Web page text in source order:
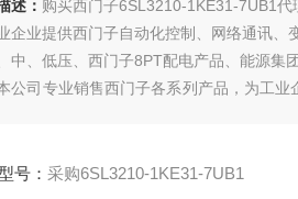
述： 购买西门子6SL3210-1KE31-7UB1代
企业提供西门子自动化控制、网络通讯
中、低压、西门子8PT配电产品、能源集
公司专业销售西门子各系列产品，为工
号： 采购6SL3210-1KE31-7UB1